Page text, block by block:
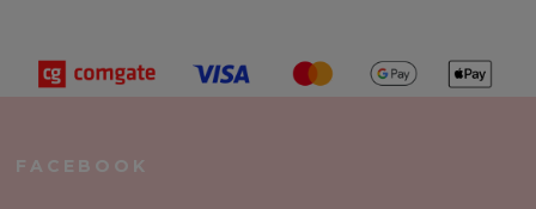
FACEBOOK